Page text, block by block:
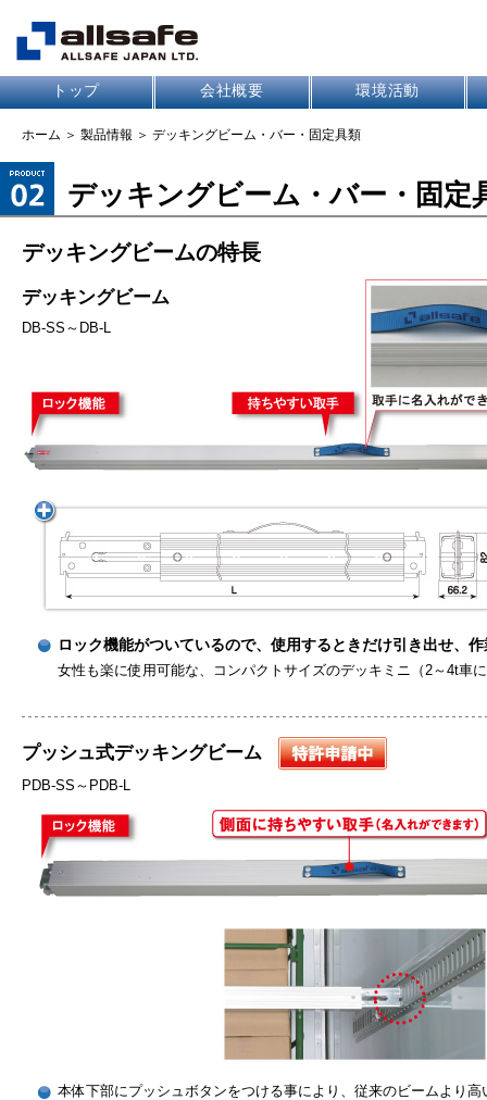
トップ 会社概要 環境活動
ホーム ＞ 製品情報 ＞ デッキングビーム・バー・固定具類
デッキングビーム・バー・固定
デッキングビームの特長
デッキングビーム
DB-SS～DB-L
ロック機能がついているので、使用するときだけ引き出せ、
女性も楽に使用可能な、コンパクトサイズのデッキミニ（2～4t車
プッシュ式デッキングビーム
PDB-SS～PDB-L
本体下部にプッシュボタンをつける事により、従来のビームより